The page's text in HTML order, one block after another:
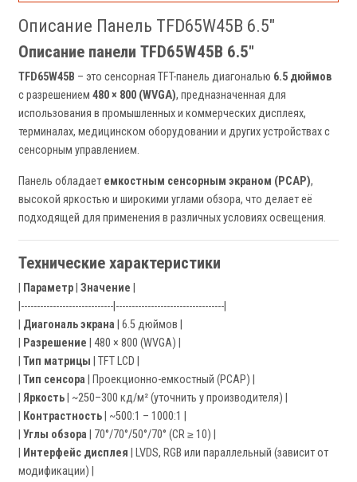
Описание Панель TFD65W45B 6.5"
Описание панели TFD65W45B 6.5"
TFD65W45B – это сенсорная TFT-панель диагональю 6.5 дюймов
с разрешением 480 × 800 (WVGA), предназначенная для
использования в промышленных и коммерческих дисплеях,
терминалах, медицинском оборудовании и других устройствах с
сенсорным управлением.
Панель обладает емкостным сенсорным экраном (PCAP),
высокой яркостью и широкими углами обзора, что делает её
подходящей для применения в различных условиях освещения.
Технические характеристики
Параметр Значение
|-----------------------------|----------------------------------|
Диагональ экрана | 6.5 дюймов |
Разрешение | 480 × 800 (WVGA) |
Тип матрицы | TFT LCD |
Тип сенсора | Проекционно-емкостный (PCAP) |
Яркость | ~250–300 кд/м² (уточнить у производителя) |
Контрастность | ~500:1 – 1000:1 |
Углы обзора | 70°/70°/50°/70° (CR ≥ 10) |
Интерфейс дисплея | LVDS, RGB или параллельный (зависит от
модификации) |